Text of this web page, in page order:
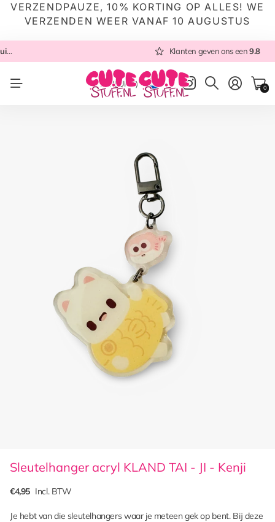
VERZENDPAUZE, 10% KORTING OP ALLES! WE
VERZENDEN WEER VANAF 10 AUGUSTUS
vanuit NL 9.8
Klanten geven ons een9.8
NL(EUR €) 0
Sleutelhanger acryl KLAND TAI - JI - Kenji
€4,95 Incl. BTW
Je hebt van die sleutelhangers waar je meteen gek op bent. Bij deze